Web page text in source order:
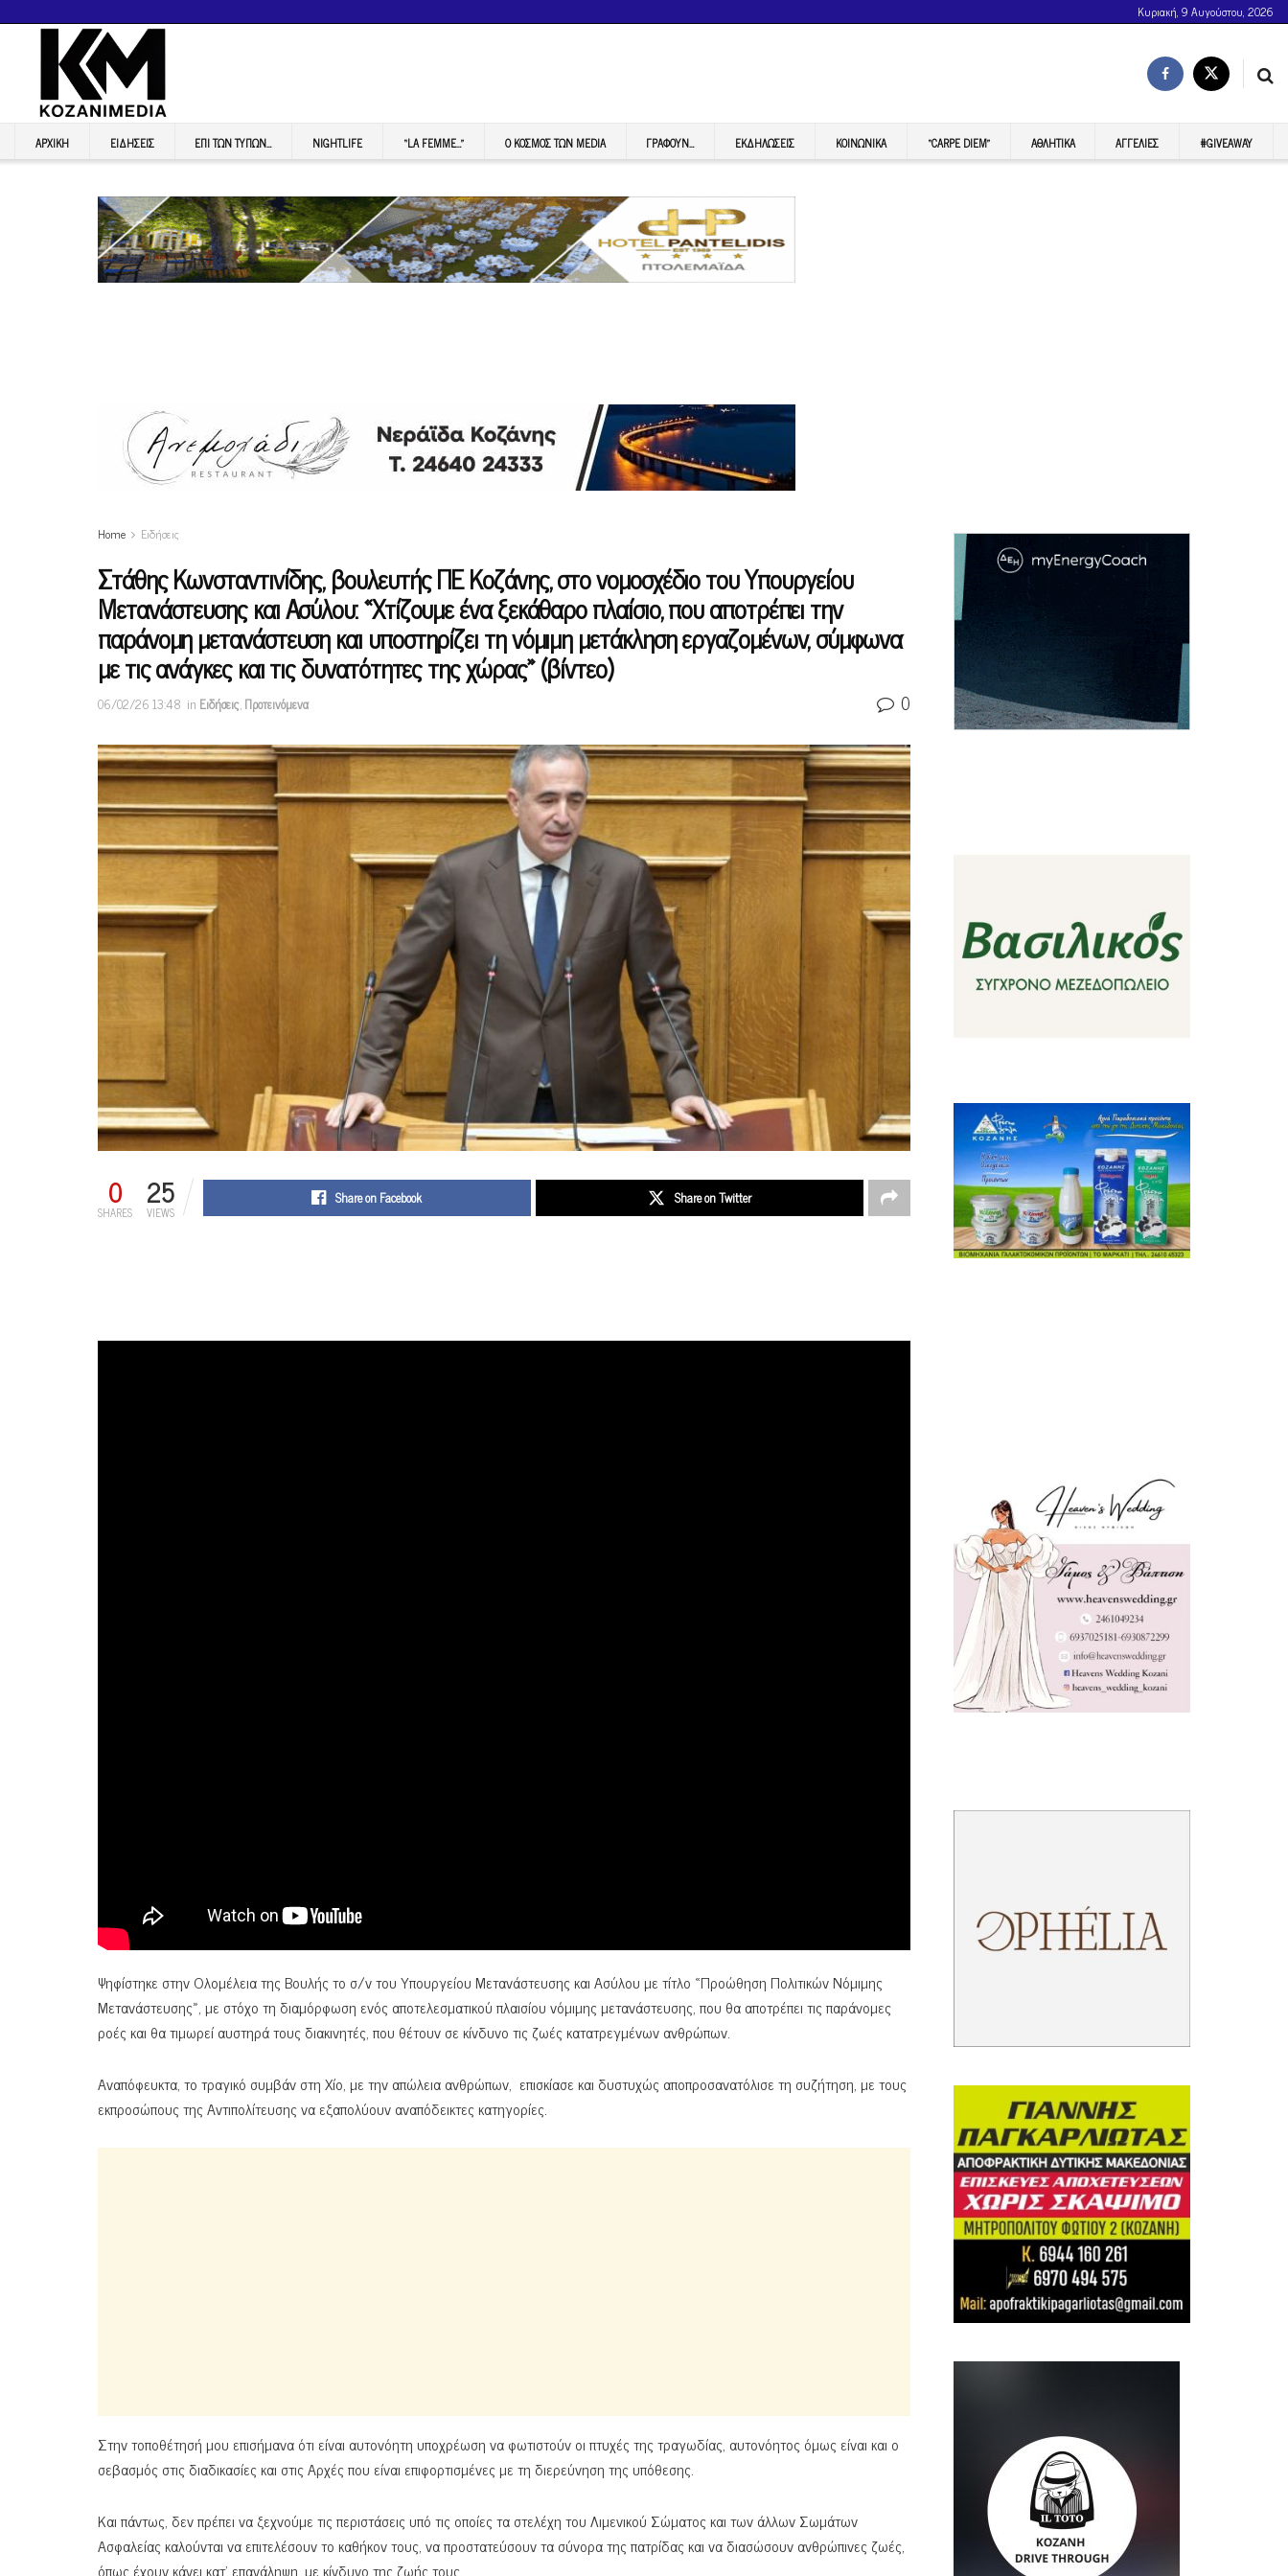
Κυριακή, 9 Αυγούστου, 2026
ΑΡΧΙΚΉ ΕΙΔΉΣΕΙΣ ΕΠI ΤΩΝ ΤΥΠΩΝ… NIGHTLIFE “LA FEMME…” Ο ΚΟΣΜΟΣ ΤΩΝ MEDIA ΓΡΆΦΟΥΝ… ΕΚΔΗΛΏΣΕΙΣ ΚΟΙΝΩΝΙΚΆ “CARPE DIEM” ΑΘΛΗΤΙΚΆ ΑΓΓΕΛΊΕΣ #GIVEAWAY
Home Ειδήσεις
Στάθης Κωνσταντινίδης, βουλευτής ΠΕ Κοζάνης, στο νομοσχέδιο του Υπουργείου
Μετανάστευσης και Ασύλου: «Χτίζουμε ένα ξεκάθαρο πλαίσιο, που αποτρέπει την
παράνομη μετανάστευση και υποστηρίζει τη νόμιμη μετάκληση εργαζομένων, σύμφωνα
με τις ανάγκες και τις δυνατότητες της χώρας» (βίντεο)
06/02/26 13:48 in Ειδήσεις,Προτεινόμενα 0
0
SHARES 25
VIEWS
Share on Facebook Share on Twitter
Ψηφίστηκε στην Ολομέλεια της Βουλής το σ/ν του Υπουργείου Μετανάστευσης και Ασύλου με τίτλο «Προώθηση Πολιτικών Νόμιμης
Μετανάστευσης», με στόχο τη διαμόρφωση ενός αποτελεσματικού πλαισίου νόμιμης μετανάστευσης, που θα αποτρέπει τις παράνομες
ροές και θα τιμωρεί αυστηρά τους διακινητές, που θέτουν σε κίνδυνο τις ζωές κατατρεγμένων ανθρώπων.
Αναπόφευκτα, το τραγικό συμβάν στη Χίο, με την απώλεια ανθρώπων, επισκίασε και δυστυχώς αποπροσανατόλισε τη συζήτηση, με τους
εκπροσώπους της Αντιπολίτευσης να εξαπολύουν αναπόδεικτες κατηγορίες.
Στην τοποθέτησή μου επισήμανα ότι είναι αυτονόητη υποχρέωση να φωτιστούν οι πτυχές της τραγωδίας, αυτονόητος όμως είναι και ο
σεβασμός στις διαδικασίες και στις Αρχές που είναι επιφορτισμένες με τη διερεύνηση της υπόθεσης.
Και πάντως, δεν πρέπει να ξεχνούμε τις περιστάσεις υπό τις οποίες τα στελέχη του Λιμενικού Σώματος και των άλλων Σωμάτων
Ασφαλείας καλούνται να επιτελέσουν το καθήκον τους, να προστατεύσουν τα σύνορα της πατρίδας και να διασώσουν ανθρώπινες ζωές,
όπως έχουν κάνει κατ’ επανάληψη, με κίνδυνο της ζωής τους.